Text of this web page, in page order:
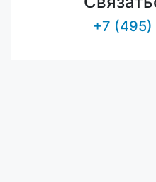
+7 (495)